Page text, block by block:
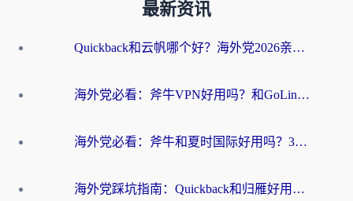
最新资讯
Quickback和云帆哪个好？海外党2026亲测指南：选对加速器大陆工具，无缝刷国内剧玩国服
海外党必看：斧牛VPN好用吗？和GoLinkVPN对比哪个回国效果更好？
海外党必看：斧牛和夏时国际好用吗？3步选对回国加速器，无缝刷国内资源
海外党踩坑指南：Quickback和归雁好用吗？选对加速器才能无缝刷国内资源